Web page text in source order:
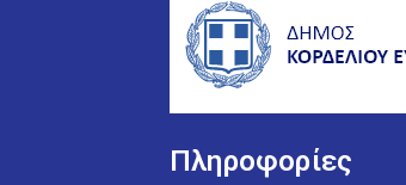
Πληροφορίες